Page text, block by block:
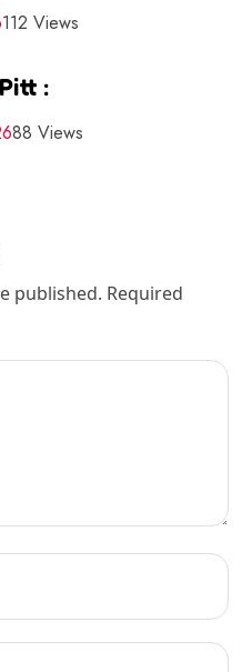
112 Views
:
88 Views
published. Required